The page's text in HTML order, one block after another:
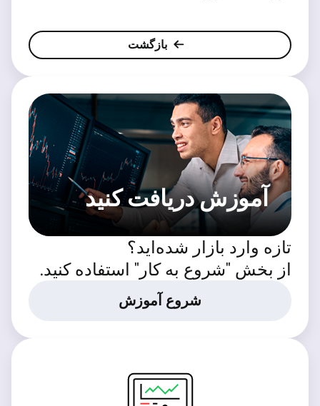
بازگشت
آموزش دریافت کنید
تازه وارد بازار شده‌اید؟
از بخش "شروع به کار" استفاده کنید.
شروع آموزش